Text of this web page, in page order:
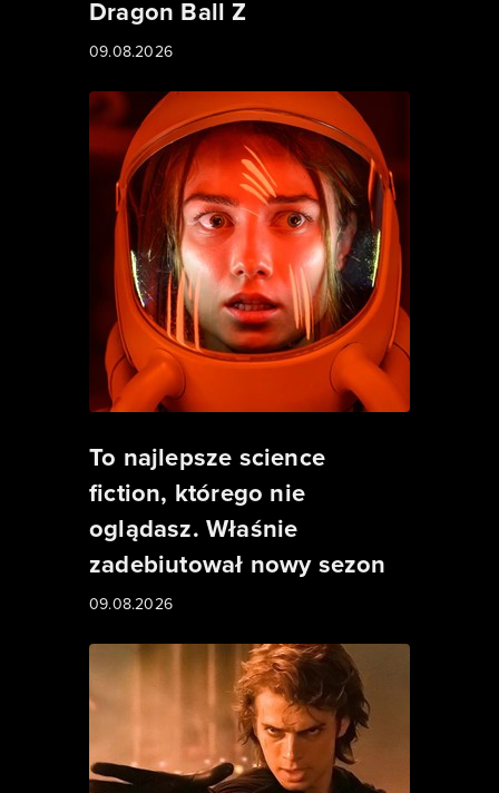
Dragon Ball Z
09.08.2026
To najlepsze science
fiction, którego nie
oglądasz. Właśnie
zadebiutował nowy sezon
09.08.2026